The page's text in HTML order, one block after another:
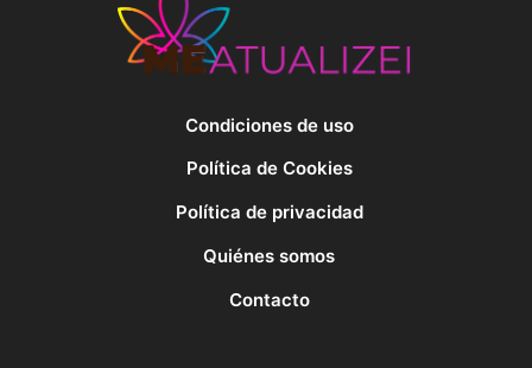
Condiciones de uso
Política de Cookies
Política de privacidad
Quiénes somos
Contacto